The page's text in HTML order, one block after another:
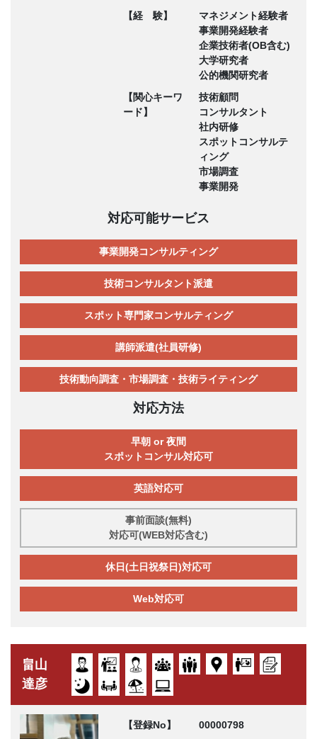
【経 験】
マネジメント経験者
事業開発経験者
企業技術者(OB含む)
大学研究者
公的機関研究者
【関心キーワ
ード】
技術顧問
コンサルタント
社内研修
スポットコンサルテ
ィング
市場調査
事業開発
対応可能サービス
事業開発コンサルティング
技術コンサルタント派遣
スポット専門家コンサルティング
講師派遣(社員研修)
技術動向調査・市場調査・技術ライティング
対応方法
早朝 or 夜間
スポットコンサル対応可
英語対応可
事前面談(無料)
対応可(WEB対応含む)
休日(土日祝祭日)対応可
Web対応可
畠山
達彦
【登録No】
00000798